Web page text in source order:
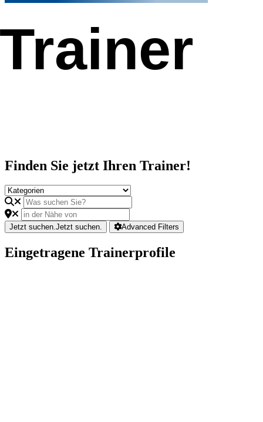
Trainer
Finden Sie jetzt Ihren Trainer!
Jetzt suchen.Jetzt suchen. Advanced Filters
Eingetragene Trainerprofile